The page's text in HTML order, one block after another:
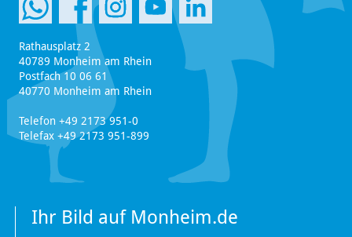
Rathausplatz 2
40789 Monheim am Rhein
Postfach 10 06 61
40770 Monheim am Rhein
Telefon +49 2173 951-0
Telefax +49 2173 951-899
Ihr Bild auf Monheim.de